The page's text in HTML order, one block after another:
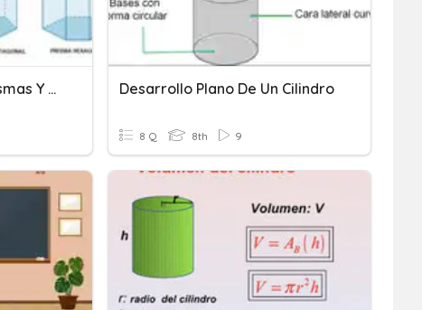
Área Y Volumen De Prismas Y Cilindros Desarrollo Plano De Un Cilindro
8 Q 8th 9